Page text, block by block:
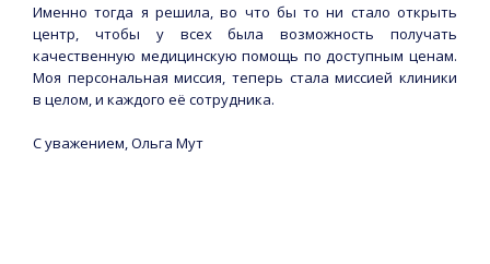
Именно тогда я решила, во что бы то ни стало открыть
центр, чтобы у всех была возможность получать
качественную медицинскую помощь по доступным ценам.
Моя персональная миссия, теперь стала миссией клиники
в целом, и каждого её сотрудника.
С уважением, Ольга Мут